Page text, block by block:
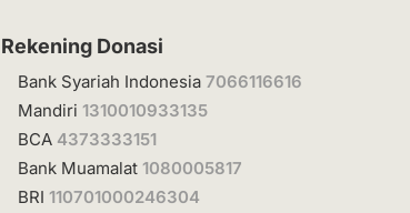
Rekening Donasi
Bank Syariah Indonesia7066116616
Mandiri1310010933135
BCA 4373333151
Bank Muamalat1080005817
BRI110701000246304